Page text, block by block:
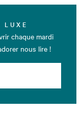
LUXE
chaque mardi
nous lire !